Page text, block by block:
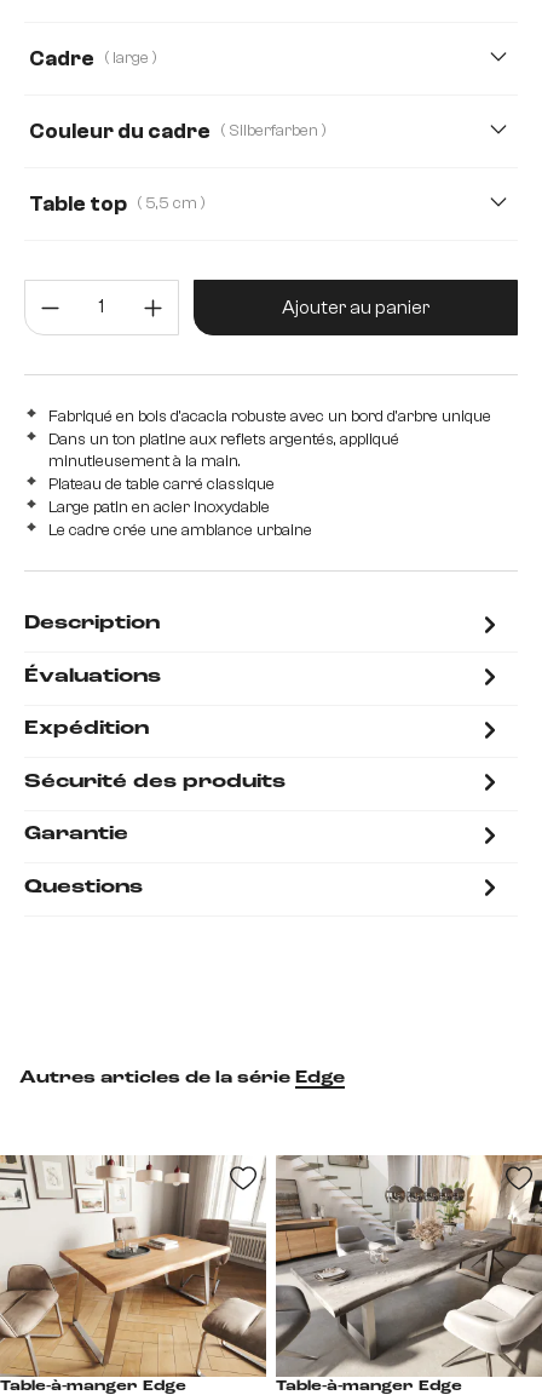
280 cm
Cadre ( large )
Couleur du cadre ( Silberfarben )
Table top ( 5,5 cm )
Quantité de produit : Entrez la
Ajouter au panier
Fabriqué en bois d'acacia robuste avec un bord d'arbre unique
Dans un ton platine aux reflets argentés, appliqué
minutieusement à la main.
Plateau de table carré classique
Large patin en acier inoxydable
Le cadre crée une ambiance urbaine
Description
Évaluations
Expédition
Sécurité des produits
Garantie
Questions
Autres articles de la série Edge
Table-à-manger Edge Table-à-manger Edge